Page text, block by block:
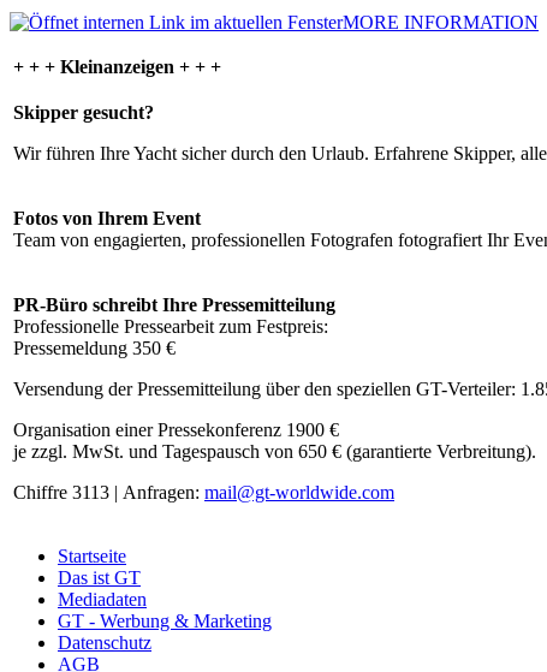
MORE INFORMATION
+ + + Kleinanzeigen + + +
Skipper gesucht?
Wir führen Ihre Yacht sicher durch den Urlaub. Erfahrene Skipper,
Fotos von Ihrem Event
Team von engagierten, professionellen Fotografen fotografiert Ihr
PR-Büro schreibt Ihre Pressemitteilung
Professionelle Pressearbeit zum Festpreis:
Pressemeldung 350 €
Versendung der Pressemitteilung über den speziellen GT-Verteiler:
Organisation einer Pressekonferenz 1900 €
je zzgl. MwSt. und Tagespausch von 650 € (garantierte Verbreitung).
Chiffre 3113 | Anfragen: mail@gt-worldwide.com
Startseite
Das ist GT
Mediadaten
GT - Werbung & Marketing
Datenschutz
AGB